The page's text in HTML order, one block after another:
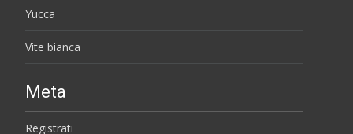
Yucca
Vite bianca
Meta
Registrati